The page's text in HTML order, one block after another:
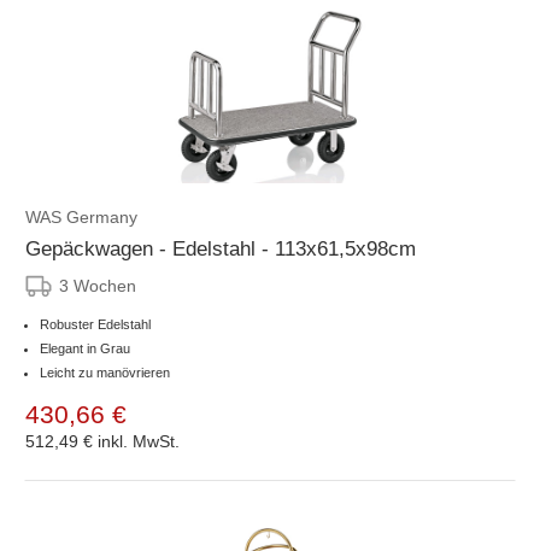
WAS Germany
Gepäckwagen - Edelstahl - 113x61,5x98cm
3 Wochen
Robuster Edelstahl
Elegant in Grau
Leicht zu manövrieren
430,66 €
512,49 € inkl. MwSt.